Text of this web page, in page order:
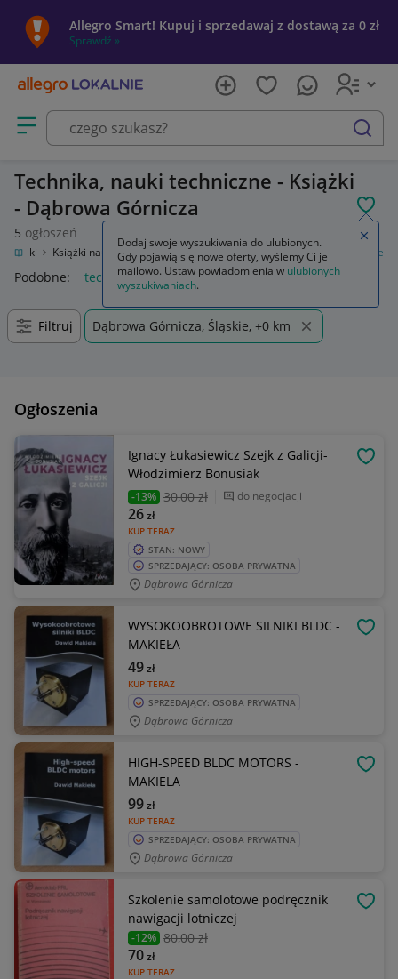
Allegro Smart! Kupuj i sprzedawaj z dostawą za 0 zł
Sprawdź »
Otwórz menu z kategoriami
szukaj
Technika, nauki techniczne - Książki
- Dąbrowa Górnicza
5 ogłoszeń
Książki Książki naukowe i popularnonaukowe Technika, nauki techniczne
Podobne: technika nauki techniczne
Filtruj Dąbrowa Górnicza, Śląskie, +0 km
Ogłoszenia
Ignacy Łukasiewicz Szejk z Galicji-
Włodzimierz Bonusiak
-13% 30,00 zł do negocjacji
KUP TERAZ
26zł
STAN: NOWY
SPRZEDAJĄCY: OSOBA PRYWATNA
Dąbrowa Górnicza
WYSOKOOBROTOWE SILNIKI BLDC -
MAKIEŁA
KUP TERAZ
49zł
SPRZEDAJĄCY: OSOBA PRYWATNA
Dąbrowa Górnicza
HIGH-SPEED BLDC MOTORS -
MAKIELA
KUP TERAZ
99zł
SPRZEDAJĄCY: OSOBA PRYWATNA
Dąbrowa Górnicza
Szkolenie samolotowe podręcznik
nawigacji lotniczej
-12% 80,00 zł
KUP TERAZ
70zł
Dodaj swoje wyszukiwania do ulubionych.
Gdy pojawią się nowe oferty, wyślemy Ci je
mailowo. Ustaw powiadomienia w ulubionych
wyszukiwaniach.